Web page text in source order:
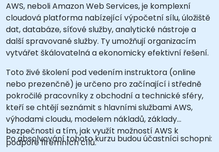
AWS, neboli Amazon Web Services, je komplexní
cloudová platforma nabízející výpočetní sílu, úložiště
dat, databáze, síťové služby, analytické nástroje a
další spravované služby. Ty umožňují organizacím
vytvářet škálovatelná a ekonomicky efektivní řešení.
Toto živé školení pod vedením instruktora (online
nebo prezenčně) je určeno pro začínající i středně
pokročilé pracovníky z obchodní a technické sféry,
kteří se chtějí seznámit s hlavními službami AWS,
výhodami cloudu, modelem nákladů, základy
bezpečnosti a tím, jak využít možností AWS k
podpoře firemních cílů.
Po absolvování tohoto kurzu budou účastníci schopni: